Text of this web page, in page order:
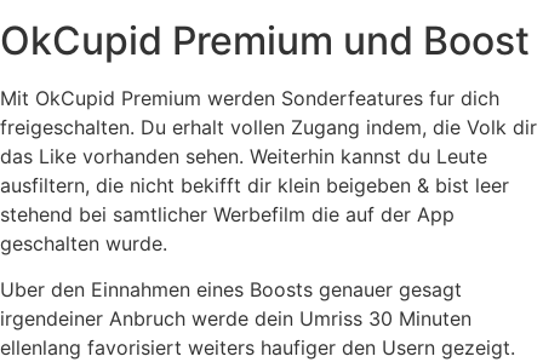
OkCupid Premium und Boost
Mit OkCupid Premium werden Sonderfeatures fur dich
freigeschalten. Du erhalt vollen Zugang indem, die Volk dir
das Like vorhanden sehen. Weiterhin kannst du Leute
ausfiltern, die nicht bekifft dir klein beigeben & bist leer
stehend bei samtlicher Werbefilm die auf der App
geschalten wurde.
Uber den Einnahmen eines Boosts genauer gesagt
irgendeiner Anbruch werde dein Umriss 30 Minuten
ellenlang favorisiert weiters haufiger den Usern gezeigt.